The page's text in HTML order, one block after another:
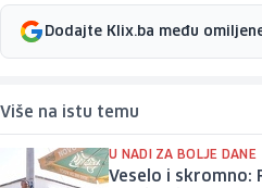
Dodajte Klix.ba među
Više na istu temu
U NADI ZA BOLJE DANE
Veselo i skromno: